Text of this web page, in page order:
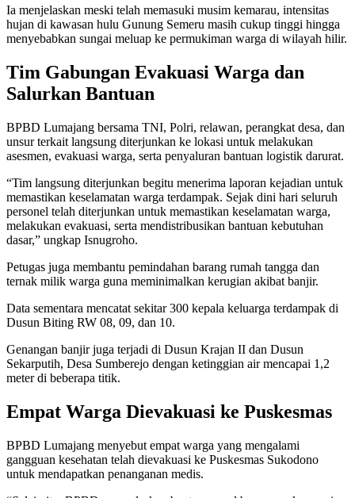
Ia menjelaskan meski telah memasuki musim kemarau, intensitas
hujan di kawasan hulu Gunung Semeru masih cukup tinggi hingga
menyebabkan sungai meluap ke permukiman warga di wilayah hilir.
Tim Gabungan Evakuasi Warga dan
Salurkan Bantuan
BPBD Lumajang bersama TNI, Polri, relawan, perangkat desa, dan
unsur terkait langsung diterjunkan ke lokasi untuk melakukan
asesmen, evakuasi warga, serta penyaluran bantuan logistik darurat.
“Tim langsung diterjunkan begitu menerima laporan kejadian untuk
memastikan keselamatan warga terdampak. Sejak dini hari seluruh
personel telah diterjunkan untuk memastikan keselamatan warga,
melakukan evakuasi, serta mendistribusikan bantuan kebutuhan
dasar,” ungkap Isnugroho.
Petugas juga membantu pemindahan barang rumah tangga dan
ternak milik warga guna meminimalkan kerugian akibat banjir.
Data sementara mencatat sekitar 300 kepala keluarga terdampak di
Dusun Biting RW 08, 09, dan 10.
Genangan banjir juga terjadi di Dusun Krajan II dan Dusun
Sekarputih, Desa Sumberejo dengan ketinggian air mencapai 1,2
meter di beberapa titik.
Empat Warga Dievakuasi ke Puskesmas
BPBD Lumajang menyebut empat warga yang mengalami
gangguan kesehatan telah dievakuasi ke Puskesmas Sukodono
untuk mendapatkan penanganan medis.